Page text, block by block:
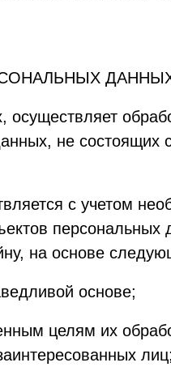
не
с учетом
на основе
основе;
целям их
лиц;